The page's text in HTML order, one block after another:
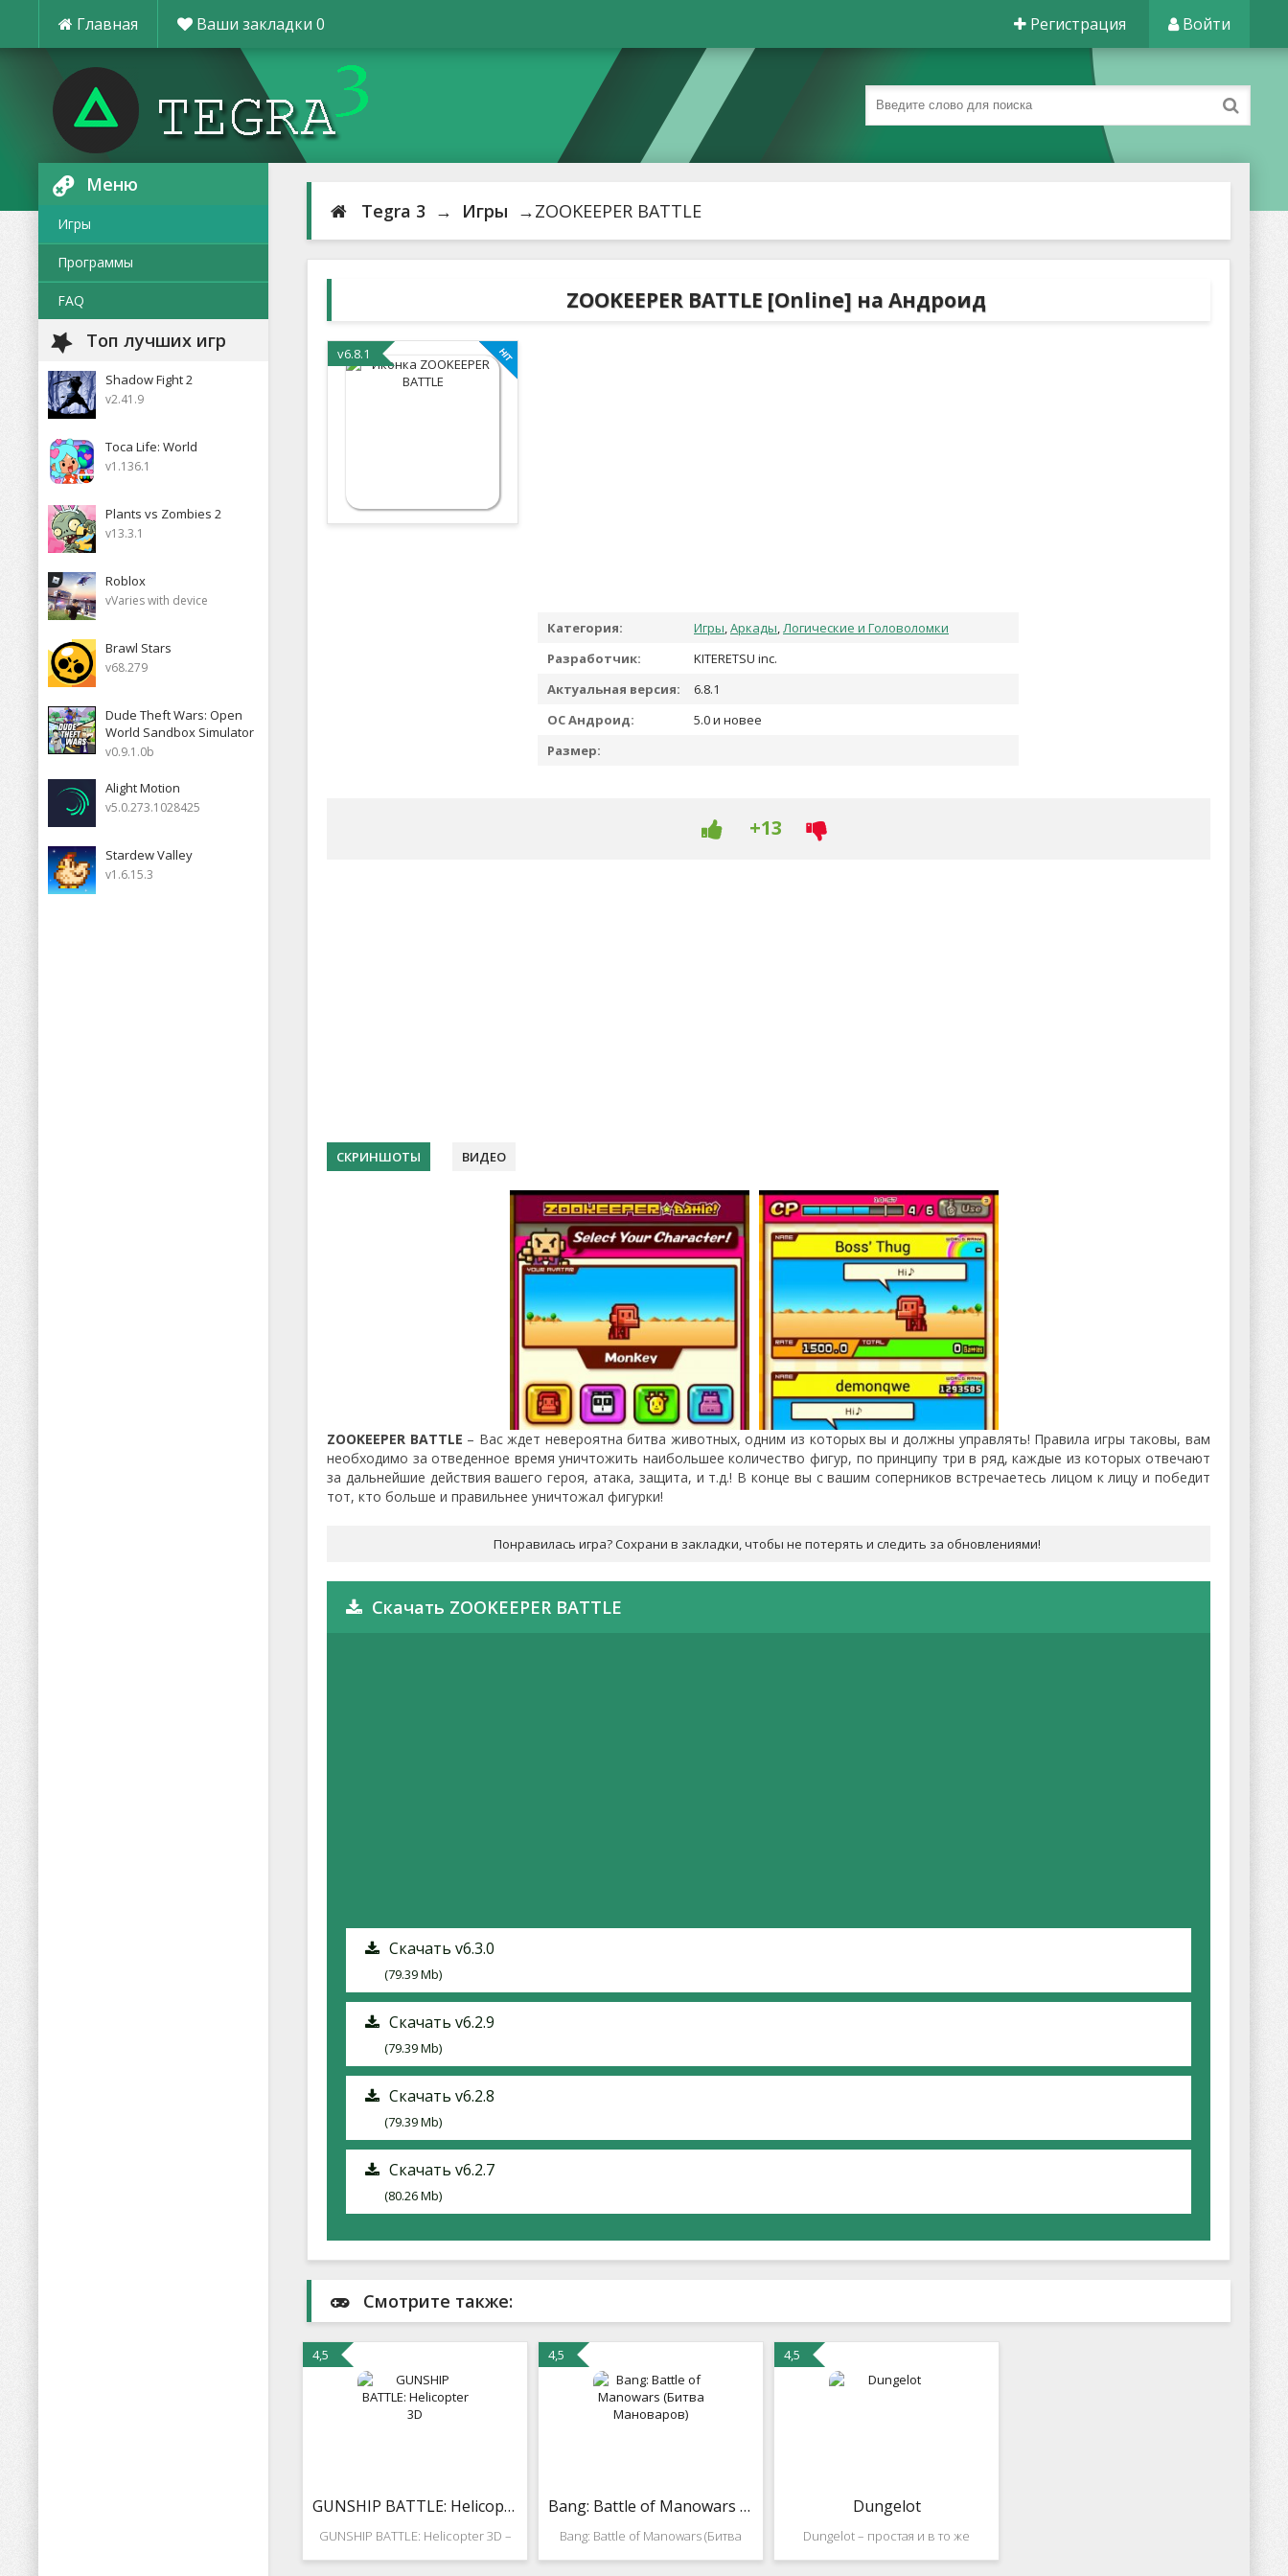
Главная Ваши закладки 0 Регистрация Войти
Меню
Игры
Программы
FAQ
Топ лучших игр
Shadow Fight 2
v2.41.9
Toca Life: World
v1.136.1
Plants vs Zombies 2
v13.3.1
Roblox
vVaries with device
Brawl Stars
v68.279
Dude Theft Wars: Open
World Sandbox Simulator
v0.9.1.0b
Alight Motion
v5.0.273.1028425
Stardew Valley
v1.6.15.3
Tegra 3 → Игры →ZOOKEEPER BATTLE
ZOOKEEPER BATTLE [Online] на Андроид
v6.8.1
Категория: Игры,Аркады,Логические и Головоломки
Разработчик:
KITERETSU inc.
Актуальная версия:
6.8.1
ОС Андроид:
5.0 и новее
Размер:
+13
СКРИНШОТЫ ВИДЕО
ZOOKEEPER BATTLE – Вас ждет невероятна битва животных, одним из которых вы и должны управлять! Правила игры таковы, вам
необходимо за отведенное время уничтожить наибольшее количество фигур, по принципу три в ряд, каждые из которых отвечают
за дальнейшие действия вашего героя, атака, защита, и т.д.! В конце вы с вашим соперников встречаетесь лицом к лицу и победит
тот, кто больше и правильнее уничтожал фигурки!
Понравилась игра? Сохрани в закладки, чтобы не потерять и следить за обновлениями!
Скачать ZOOKEEPER BATTLE
Скачать v6.3.0
(79.39 Mb)
Скачать v6.2.9
(79.39 Mb)
Скачать v6.2.8
(79.39 Mb)
Скачать v6.2.7
(80.26 Mb)
Смотрите также:
4,5
GUNSHIP BATTLE: Helicopter 3D
GUNSHIP BATTLE: Helicopter 3D –
4,5
Bang: Battle of Manowars (Битва Мановаров)
Bang: Battle of Manowars (Битва
4,5
Dungelot
Dungelot – простая и в то же